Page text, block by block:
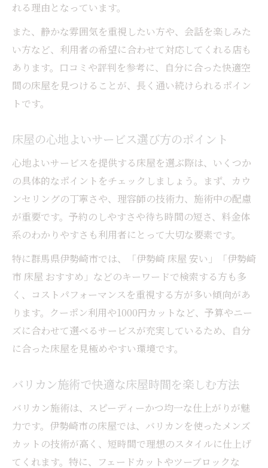
れる理由となっています。
また、静かな雰囲気を重視したい方や、会話を楽しみた
い方など、利用者の希望に合わせて対応してくれる店も
あります。口コミや評判を参考に、自分に合った快適空
間の床屋を見つけることが、長く通い続けられるポイン
トです。
床屋の心地よいサービス選び方のポイント
心地よいサービスを提供する床屋を選ぶ際は、いくつか
の具体的なポイントをチェックしましょう。まず、カウ
ンセリングの丁寧さや、理容師の技術力、施術中の配慮
が重要です。予約のしやすさや待ち時間の短さ、料金体
系のわかりやすさも利用者にとって大切な要素です。
特に群馬県伊勢崎市では、「伊勢崎 床屋 安い」「伊勢崎
市 床屋 おすすめ」などのキーワードで検索する方も多
く、コストパフォーマンスを重視する方が多い傾向があ
ります。クーポン利用や1000円カットなど、予算やニー
ズに合わせて選べるサービスが充実しているため、自分
に合った床屋を見極めやすい環境です。
バリカン施術で快適な床屋時間を楽しむ方法
バリカン施術は、スピーディーかつ均一な仕上がりが魅
力です。伊勢崎市の床屋では、バリカンを使ったメンズ
カットの技術が高く、短時間で理想のスタイルに仕上げ
てくれます。特に、フェードカットやツーブロックな